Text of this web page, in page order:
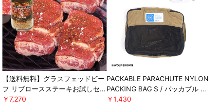
【送料無料】グラスフェッドビー
フ リブロースステーキお試しセッ
ト オリジナルスパイス付き ＊軽
￥7,270
PACKABLE PARACHUTE NYLON
PACKING BAG S / パッカブル パ
ラシュートナイロンパッキングバ
￥1,430